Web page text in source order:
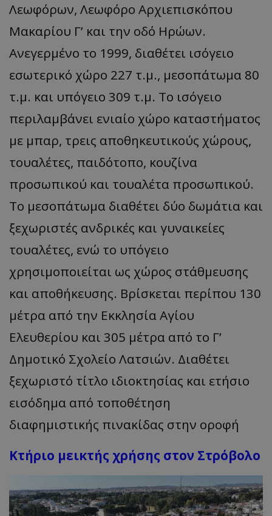
Λεωφόρων, Λεωφόρο Αρχιεπισκόπου
Μακαρίου Γ’ και την οδό Ηρώων.
Ανεγερμένο το 1999, διαθέτει ισόγειο
εσωτερικό χώρο 227 τ.μ., μεσοπάτωμα 80
τ.μ. και υπόγειο 309 τ.μ. Το ισόγειο
περιλαμβάνει ενιαίο χώρο καταστήματος
με μπαρ, τρεις αποθηκευτικούς χώρους,
τουαλέτες, παιδότοπο, κουζίνα
προσωπικού και τουαλέτα προσωπικού.
Το μεσοπάτωμα διαθέτει δύο δωμάτια και
ξεχωριστές ανδρικές και γυναικείες
τουαλέτες, ενώ το υπόγειο
χρησιμοποιείται ως χώρος στάθμευσης
και αποθήκευσης. Βρίσκεται περίπου 130
μέτρα από την Εκκλησία Αγίου
Ελευθερίου και 305 μέτρα από το Γ’
Δημοτικό Σχολείο Λατσιών. Διαθέτει
ξεχωριστό τίτλο ιδιοκτησίας και ετήσιο
εισόδημα από τοποθέτηση
διαφημιστικής πινακίδας στην οροφή
Κτήριο μεικτής χρήσης στον Στρόβολο